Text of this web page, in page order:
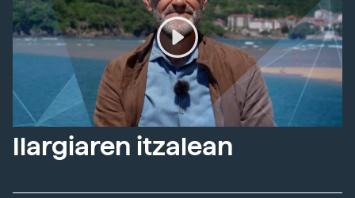
Ilargiaren itzalean